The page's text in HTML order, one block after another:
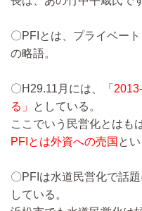
〇PFIとは、プライベー
の略語。
〇H29.11月には、
「
る」
としている。
ここでいう民営化とはも
PFIとは外資への売国 とい
〇PFIは水道民営化で話
している。